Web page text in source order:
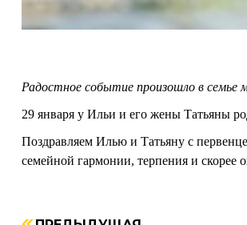
Радостное событие произошло в семье
29 января у Ильи и его жены Татьяны
Поздравляем Илью и Татьяну с
семейной гармонии, терпения и скорее